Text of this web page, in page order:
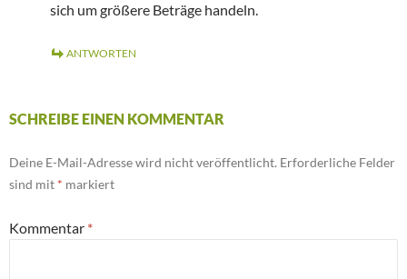
sich um größere Beträge handeln.
ANTWORTEN
SCHREIBE EINEN KOMMENTAR
Deine E-Mail-Adresse wird nicht veröffentlicht. Erforderliche Felder
sind mit * markiert
Kommentar *